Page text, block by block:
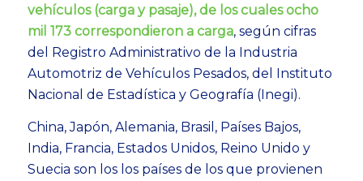
vehículos (carga y pasaje), de los cuales ocho
mil 173 correspondieron a carga, según cifras
del Registro Administrativo de la Industria
Automotriz de Vehículos Pesados, del Instituto
Nacional de Estadística y Geografía (Inegi).
China, Japón, Alemania, Brasil, Países Bajos,
India, Francia, Estados Unidos, Reino Unido y
Suecia son los los países de los que provienen